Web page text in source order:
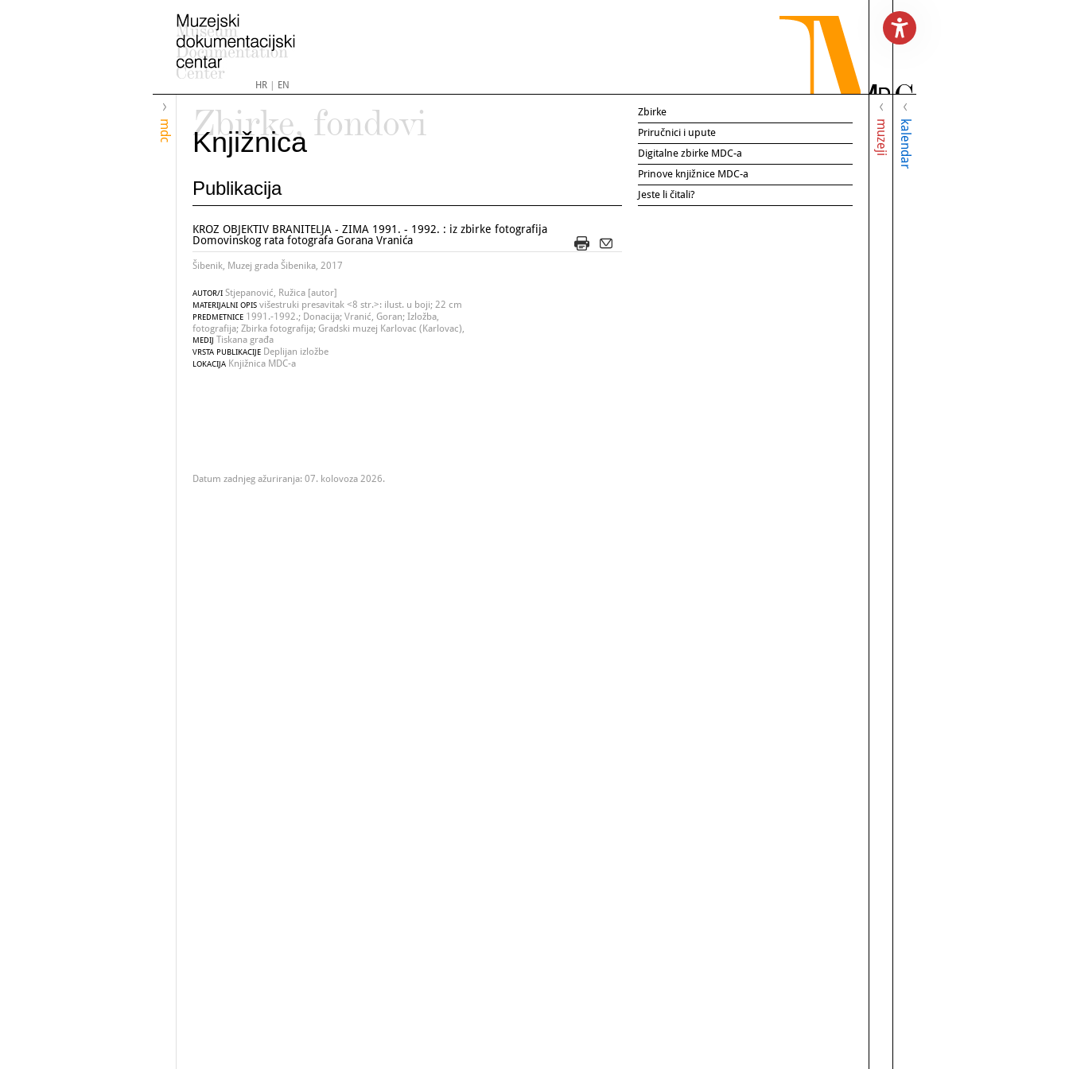
HR| EN
mdc muzeji kalendar
Zbirke, fondovi
Knjižnica
Publikacija
KROZ OBJEKTIV BRANITELJA - ZIMA 1991. - 1992. : iz zbirke fotografija
Domovinskog rata fotografa Gorana Vranića
Šibenik, Muzej grada Šibenika, 2017
AUTOR/I Stjepanović, Ružica [autor]
MATERIJALNI OPIS višestruki presavitak <8 str.>: ilust. u boji; 22 cm
PREDMETNICE 1991.-1992.; Donacija; Vranić, Goran; Izložba,
fotografija; Zbirka fotografija; Gradski muzej Karlovac (Karlovac),
MEDIJ Tiskana građa
VRSTA PUBLIKACIJE Deplijan izložbe
LOKACIJA Knjižnica MDC-a
Datum zadnjeg ažuriranja: 07. kolovoza 2026.
Zbirke
Priručnici i upute
Digitalne zbirke MDC-a
Prinove knjižnice MDC-a
Jeste li čitali?